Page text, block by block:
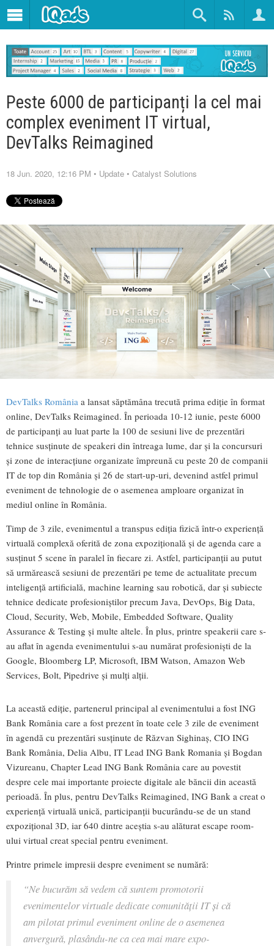
Peste 6000 de participanți la cel mai
complex eveniment IT virtual,
DevTalks Reimagined
18 Jun. 2020, 12:16 PM • Update • Catalyst Solutions
DevTalks România a lansat săptămâna trecută prima ediție în format
online, DevTalks Reimagined. În perioada 10-12 iunie, peste 6000
de participanți au luat parte la 100 de sesiuni live de prezentări
tehnice susținute de speakeri din întreaga lume, dar și la concursuri
și zone de interacțiune organizate împreună cu peste 20 de companii
IT de top din România și 26 de start-up-uri, devenind astfel primul
eveniment de tehnologie de o asemenea amploare organizat în
mediul online în România.
Timp de 3 zile, evenimentul a transpus ediția fizică într-o experiență
virtuală complexă oferită de zona expozițională și de agenda care a
susținut 5 scene în paralel în fiecare zi. Astfel, participanții au putut
să urmărească sesiuni de prezentări pe teme de actualitate precum
inteligență artificială, machine learning sau robotică, dar și subiecte
tehnice dedicate profesioniștilor precum Java, DevOps, Big Data,
Cloud, Security, Web, Mobile, Embedded Software, Quality
Assurance & Testing și multe altele. În plus, printre speakerii care s-
au aflat în agenda evenimentului s-au numărat profesioniști de la
Google, Bloomberg LP, Microsoft, IBM Watson, Amazon Web
Services, Bolt, Pipedrive și mulți alții.
La această ediție, partenerul principal al evenimentului a fost ING
Bank România care a fost prezent în toate cele 3 zile de eveniment
în agendă cu prezentări susținute de Răzvan Sighinaș, CIO ING
Bank România, Delia Albu, IT Lead ING Bank Romania și Bogdan
Vizureanu, Chapter Lead ING Bank România care au povestit
despre cele mai importante proiecte digitale ale băncii din această
perioadă. În plus, pentru DevTalks Reimagined, ING Bank a creat o
experiență virtuală unică, participanții bucurându-se de un stand
expozițional 3D, iar 640 dintre aceștia s-au alăturat escape room-
ului virtual creat special pentru eveniment.
Printre primele impresii despre eveniment se numără:
“Ne bucurăm să vedem că suntem promotorii
evenimentelor virtuale dedicate comunității IT și că
am pilotat primul eveniment online de o asemenea
anvergură, plasându-ne ca cea mai mare expo-